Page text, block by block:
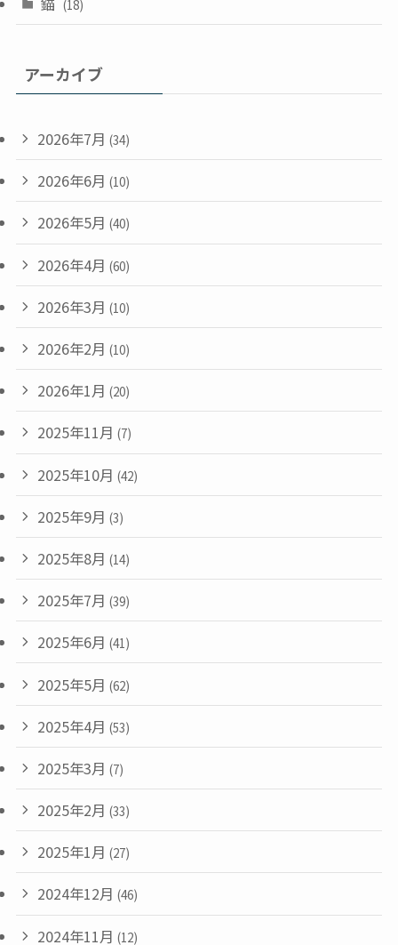
(18)
アーカイブ
2026年7月 (34)
2026年6月 (10)
2026年5月 (40)
2026年4月 (60)
2026年3月 (10)
2026年2月 (10)
2026年1月 (20)
2025年11月 (7)
2025年10月 (42)
2025年9月 (3)
2025年8月 (14)
2025年7月 (39)
2025年6月 (41)
2025年5月 (62)
2025年4月 (53)
2025年3月 (7)
2025年2月 (33)
2025年1月 (27)
2024年12月 (46)
2024年11月 (12)